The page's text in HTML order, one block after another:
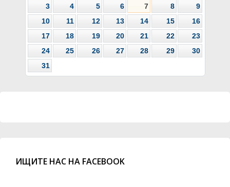
3
4 5 6 7 8
9
10
11 12 13 14 15
16
17
18 19 20 21 22
23
24
25 26 27 28 29
30
31
ИЩИТЕ НАС НА FACEBOOK